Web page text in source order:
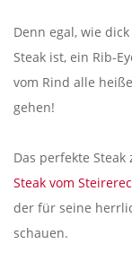
Denn egal, wie
Steak ist, ein Rib-
vom Rind alle
gehen!
Das perfekte
Steak vom
der für seine
schauen.